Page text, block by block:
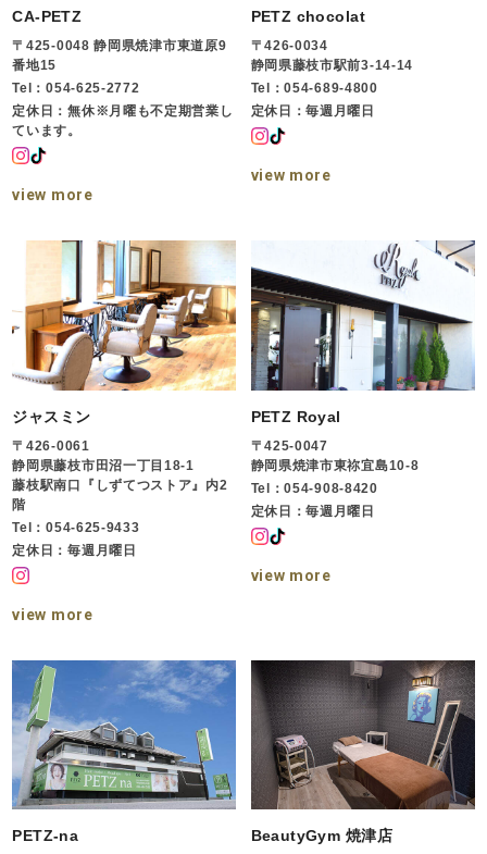
CA-PETZ
〒425-0048 静岡県焼津市東道原9
番地15
Tel：054-625-2772
定休日：無休※月曜も不定期営業し
ています。
view more
PETZ chocolat
〒426-0034
静岡県藤枝市駅前3-14-14
Tel：054-689-4800
定休日：毎週月曜日
view more
ジャスミン
〒426-0061
静岡県藤枝市田沼一丁目18-1
藤枝駅南口『しずてつストア』内2
階
Tel：054-625-9433
定休日：毎週月曜日
view more
PETZ Royal
〒425-0047
静岡県焼津市東祢宜島10-8
Tel：054-908-8420
定休日：毎週月曜日
view more
PETZ-na BeautyGym 焼津店